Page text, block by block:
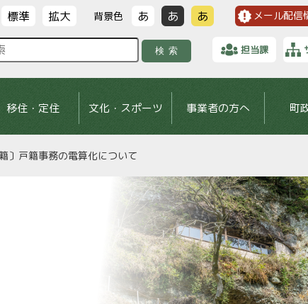
標準 拡大 背景色 あ あ あ メール配信
検索 担当課
移住・定住 文化・スポーツ 事業者の方へ 町
籍〕戸籍事務の電算化について